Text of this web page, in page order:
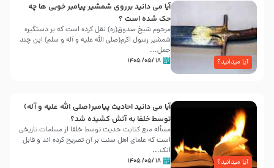
آیا میدانید؟
آیا می دانید برروی شمشیر پیامبر خوبی ها چه
حک شده است ؟
مرحوم شیخ صدوق(ره) نقل کرده است که بر دستگیره
شمشیر رسول اکرم(صلی الله علیه و آله و سلم) این چند
جمل...
۱۸ /۰۵/ ۱۴۰۵
آیا میدانید؟
آیا می دانید احادیث پیامبر(صلی الله علیه و آله)
توسط خلفا به آتش کشیده شد؟
مسأله منع کتابت حدیث توسط خلفا از مسلمات تاریخی
است که علمای اهل سنت بر آن تصریح کرده اند و قابل
انک...
۱۸ /۰۵/ ۱۴۰۵